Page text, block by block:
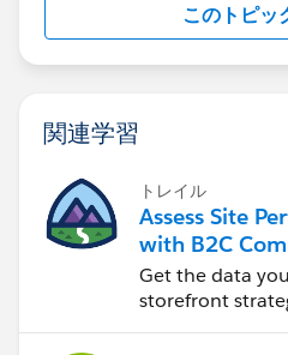
このトピッ
関連学習
トレイル
Assess Site
with B2C
Reports &
Get the data
storefront